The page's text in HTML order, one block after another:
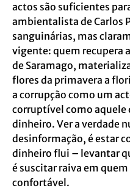
actos são suficientes
ambientalista de Carlos
sanguinárias, mas
vigente: quem recupera
de Saramago,
flores da primavera a
a corrupção como um
corruptível como aquele
dinheiro. Ver a verdade
desinformação, é estar
dinheiro flui – levantar
é suscitar raiva em
confortável.